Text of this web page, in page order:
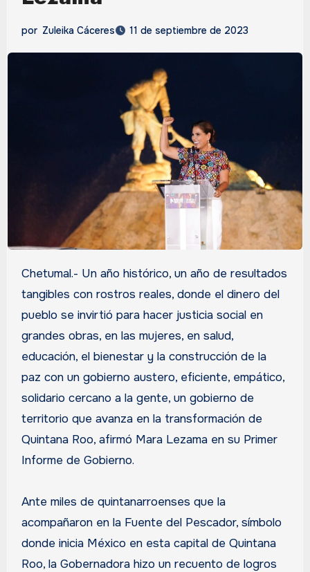
por Zuleika Cáceres 11 de septiembre de 2023
Chetumal.- Un año histórico, un año de resultados
tangibles con rostros reales, donde el dinero del
pueblo se invirtió para hacer justicia social en
grandes obras, en las mujeres, en salud,
educación, el bienestar y la construcción de la
paz con un gobierno austero, eficiente, empático,
solidario cercano a la gente, un gobierno de
territorio que avanza en la transformación de
Quintana Roo, afirmó Mara Lezama en su Primer
Informe de Gobierno.
Ante miles de quintanarroenses que la
acompañaron en la Fuente del Pescador, símbolo
donde inicia México en esta capital de Quintana
Roo, la Gobernadora hizo un recuento de logros